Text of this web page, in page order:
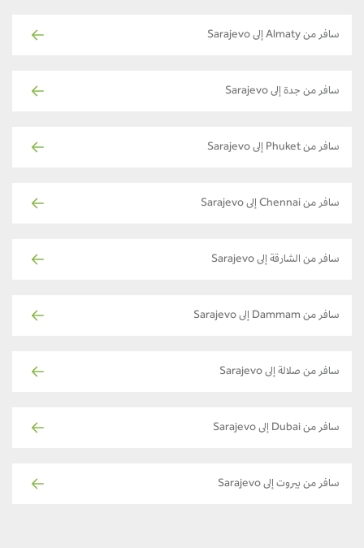
سافر من Almaty إلى Sarajevo
سافر من جدة إلى Sarajevo
سافر من Phuket إلى Sarajevo
سافر من Chennai إلى Sarajevo
سافر من الشارقة إلى Sarajevo
سافر من Dammam إلى Sarajevo
سافر من صلالة إلى Sarajevo
سافر من Dubai إلى Sarajevo
سافر من بيروت إلى Sarajevo